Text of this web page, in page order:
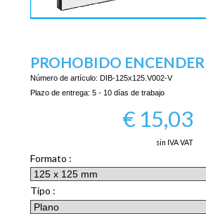
PROHOBIDO
Número de artículo: DIB-125x125.V002-V
Plazo de entrega: 5 - 10 días de trabajo
€ 15,03
sin IVA VAT
Formato :
Tipo :